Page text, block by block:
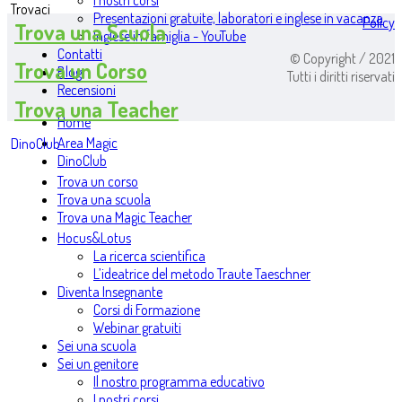
Presentazioni gratuite, laboratori e inglese in vacanza
Inglese in famiglia - YouTube
Contatti
Blog
Recensioni
Home
Area Magic
DinoClub
Trova un corso
Trova una scuola
Trova una Magic Teacher
Hocus&Lotus
La ricerca scientifica
L’ideatrice del metodo Traute Taeschner
Diventa Insegnante
Corsi di Formazione
Webinar gratuiti
Sei una scuola
Sei un genitore
Il nostro programma educativo
Trovaci
Trova una Scuola
Trova un Corso
Trova una Teacher
DinoClub
Policy
© Copyright / 2021
Tutti i diritti riservati